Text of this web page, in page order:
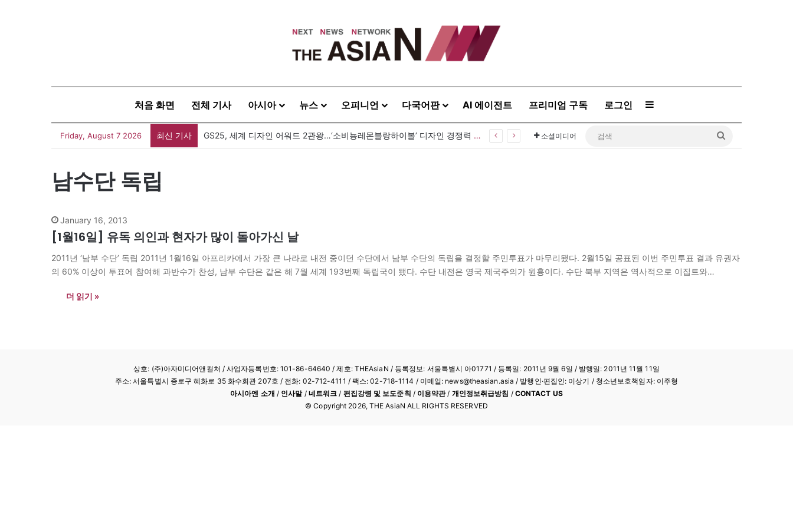
처음 화면 전체 기사 아시아 뉴스 오피니언 다국어판 AI 에이전트 프리미엄 구독 로그인 Sidebar
Friday, August 7 2026 최신 기사 GS25, 세계 디자인 어워드 2관왕…‘소비뇽레몬블랑하이볼’ 디자인 경쟁력 인정 소셜미디어
남수단 독립
January 16, 2013
[1월16일] 유독 의인과 현자가 많이 돌아가신 날
2011년 ‘남부 수단’ 독립 2011년 1월16일 아프리카에서 가장 큰 나라로 내전 중이던 수단에서 남부 수단의 독립을 결정할 주민투표가 마무리됐다. 2월15일 공표된 이번 주민투표 결과 유권자
의 60% 이상이 투표에 참여해 과반수가 찬성, 남부 수단은 같은 해 7월 세계 193번째 독립국이 됐다. 수단 내전은 영국 제국주의가 원흉이다. 수단 북부 지역은 역사적으로 이집트와…
더 읽기 »
상호: (주)아자미디어앤컬처 /사업자등록번호: 101-86-64640 / 제호: THEAsiaN / 등록정보: 서울특별시 아01771 / 등록일: 2011년 9월 6일 / 발행일: 2011년 11월 11일
주소: 서울특별시 종로구 혜화로 35 화수회관 207호 / 전화: 02-712-4111 / 팩스: 02-718-1114 / 이메일: news@theasian.asia / 발행인·편집인: 이상기 / 청소년보호책임자: 이주형
아시아엔 소개 / 인사말/ 네트워크 / 편집강령 및 보도준칙 / 이용약관/ 개인정보취급방침 / CONTACT US
© Copyright 2026, THE AsiaN ALL RIGHTS RESERVED